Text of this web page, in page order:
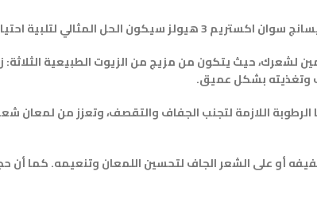
المثالي لتلبية احتياجات شعرك.
لشعرك، حيث يتكون من مزيج من الزيوت الطبيعية الثلاثة:
وتغذيته بشكل عميق.
اللازمة لتجنب الجفاف والتقصف، وتعزز من لمعان